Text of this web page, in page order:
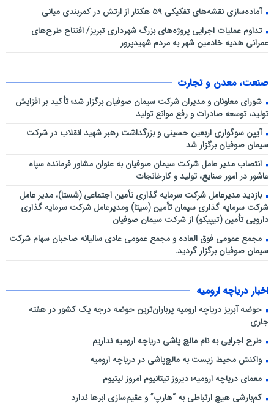
آماده‌سازی نقشه‌های تفکیکی ۵۹ هکتار از ارتش در کمربندی میانی
تداوم عملیات اجرایی پروژه‌های بزرگ شهرداری تبریز/ افتتاح طرح‌های
عمرانی هدیه خادمین شهر به مردم شهیدپرور
صنعت، معدن و تجارت
شورای معاونان و مدیران شرکت سیمان صوفیان برگزار شد؛ تأکید بر افزایش
تولید، توسعه صادرات و رفع موانع تولید
آیین سوگواری اربعین حسینی و بزرگداشت رهبر شهید انقلاب در شرکت
سیمان صوفیان برگزار شد
انتصاب مدیر عامل شرکت سیمان صوفیان به عنوان مشاور فرمانده سپاه
عاشور در امور صنایع، تولید و کارخانجات
بازدید مدیرعامل شرکت سرمایه گذاری تأمین اجتماعی (شستا)، مدیر عامل
شرکت سرمایه گذاری سیمان تأمین (سیتا) ومدیرعامل شرکت سرمایه گذاری
دارویی تأمین (تیپیکو) از شرکت سیمان صوفیان
مجمع عمومی فوق العاده و مجمع عمومی عادی سالیانه صاحبان سهام شرکت
سیمان صوفیان برگزار گردید.
اخبار دریاچه ارومیه
حوضه آبریز دریاچه ارومیه پرباران‌ترین حوضه‌ درجه یک کشور در هفته
جاری
طرح اجرایی به نام مالچ پاشی دریاچه ارومیه نداریم
واکنش محیط زیست به مالچ‌پاشی در دریاچه ارومیه
معمای دریاچه ارومیه؛ دیروز تیتانیوم امروز لیتیوم
کم‌بارشی هیچ ارتباطی به “هارپ” و عقیم‌سازی ابرها ندارد